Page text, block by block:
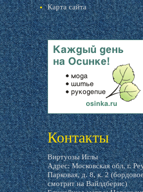
Карта сайта
livemaster.ru
Контакты
Виртуозы Иглы
Адрес: Московская обл, г.
Парковая, д. 8, к. 2
смотрит на Вайлдберис)